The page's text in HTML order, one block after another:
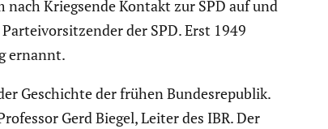
Kriegs­ende Kontakt zur SPD auf und
der SPD. Erst 1949
ernannt.
Geschichte der frühen Bundes­re­pu­blik.
Gerd Biegel, Leiter des IBR. Der